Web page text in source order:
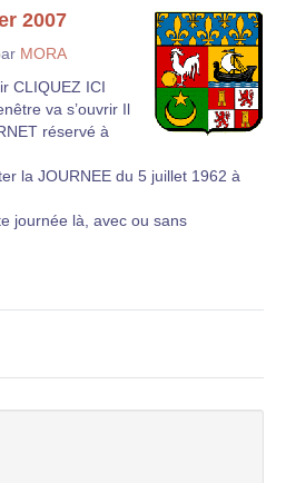
2007
MORA
CLIQUEZ ICI
va s’ouvrir Il
réservé à
la JOURNEE du 5 juillet 1962 à
journée là, avec ou sans